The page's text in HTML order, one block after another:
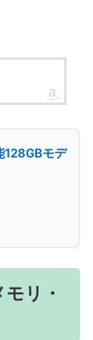
128GBモデ
リ・